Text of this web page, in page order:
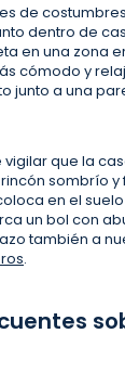
de
dentro de
en una zona
cómodo y
junto a una
vigilar que la
sombrío y
en el
un bol con
también a
.